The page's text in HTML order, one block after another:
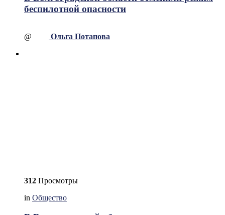
беспилотной опасности
@ Ольга Потапова
312 Просмотры
in Общество